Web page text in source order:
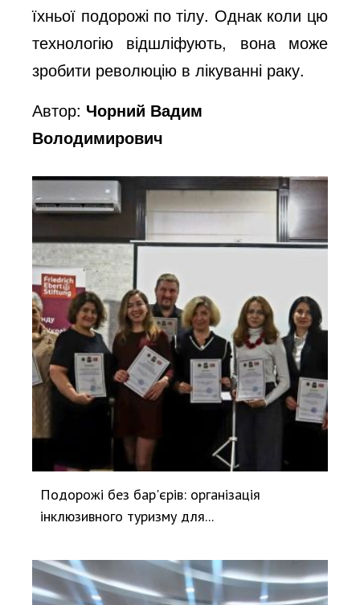
їхньої подорожі по тілу. Однак коли цю
технологію відшліфують, вона може
зробити революцію в лікуванні раку.
Автор: Чорний Вадим
Володимирович
Подорожі без бар'єрів: організація
інклюзивного туризму для...